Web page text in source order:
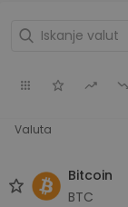
Valuta
Bitcoin
BTC